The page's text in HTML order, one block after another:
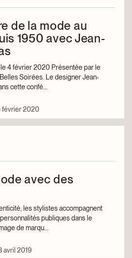
de la mode au
1950 avec Jean-
4 février 2020 Présentée par le
Soirées. Le designer Jean-
cette confé...
février 2020
avec des
les stylistes accompagnent
publiques dans le
de marqu...
avril 2019